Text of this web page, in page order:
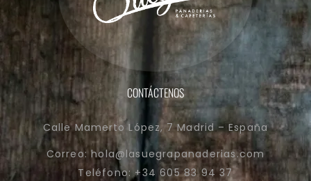
CONTÁCTENOS
Calle Mamerto López, 7 Madrid – España
Correo: hola@lasuegrapanaderias.com
Teléfono: +34 605 83 94 37